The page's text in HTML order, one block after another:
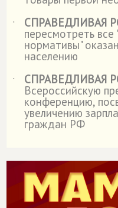
˙
СПРАВЕДЛИВАЯ
пересмотреть
нормативы"
населению
˙
СПРАВЕДЛИВАЯ
Всероссийскую
конференцию,
увеличению
граждан РФ